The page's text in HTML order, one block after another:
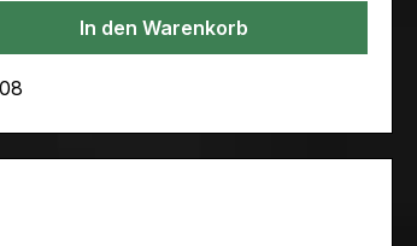
Wert ein oder benutze die Schaltflächen
In den Warenkorb